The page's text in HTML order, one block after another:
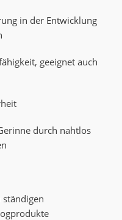
in der Entwicklung
geeignet auch
durch nahtlos